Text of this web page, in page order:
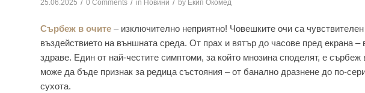
25.06.2025 / 0 Comments / in Новини / by Екип Окомед
Сърбеж в очите – изключително неприятно! Човешките очи са
въздействието на външната среда. От прах и вятър до часове пред екрана –
здраве. Един от най-честите симптоми, за който мнозина споделят, е
може да бъде признак за редица състояния – от банално дразнене до по-
сухота.